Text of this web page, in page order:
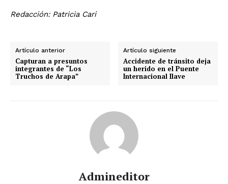
Redacción: Patricia Cari
Artículo anterior
Capturan a presuntos
integrantes de “Los
Truchos de Arapa”
Artículo siguiente
Accidente de tránsito deja
un herido en el Puente
Internacional Ilave
Admineditor